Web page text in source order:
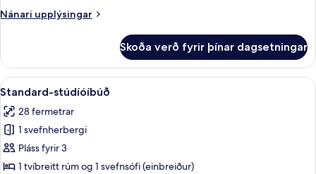
Nánari upplýsingar
Nánari
stúdíóíbúð
svalir
Skoða verð fyrir þínar dagsetningar
Skoða
allar
myndir
fyrir
Standard-
stúdíóíbúð
Standard-stúdíóíbúð | Rúmföt af
6
Standard-stúdíóíbúð
28 fermetrar
1 svefnherbergi
Pláss fyrir 3
1 tvíbreitt rúm og 1 svefnsófi (einbreiður)